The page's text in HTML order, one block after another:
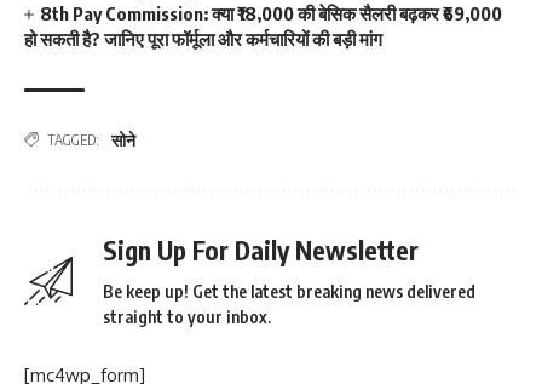
8th Pay Commission: क्या ₹18,000 की बेसिक सैलरी बढ़कर ₹69,000
हो सकती है? जानिए पूरा फॉर्मूला और कर्मचारियों की बड़ी मांग
TAGGED: सोने
Sign Up For Daily Newsletter
Be keep up! Get the latest breaking news delivered
straight to your inbox.
[mc4wp_form]